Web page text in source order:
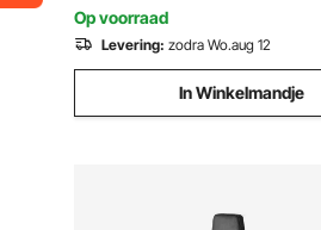
Op voorraad
Levering: zodra Wo.aug 12
In Winkelmandje